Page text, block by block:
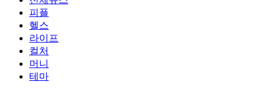
피플
헬스
라이프
컬처
머니
테마